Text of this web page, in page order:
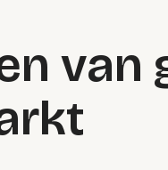
van